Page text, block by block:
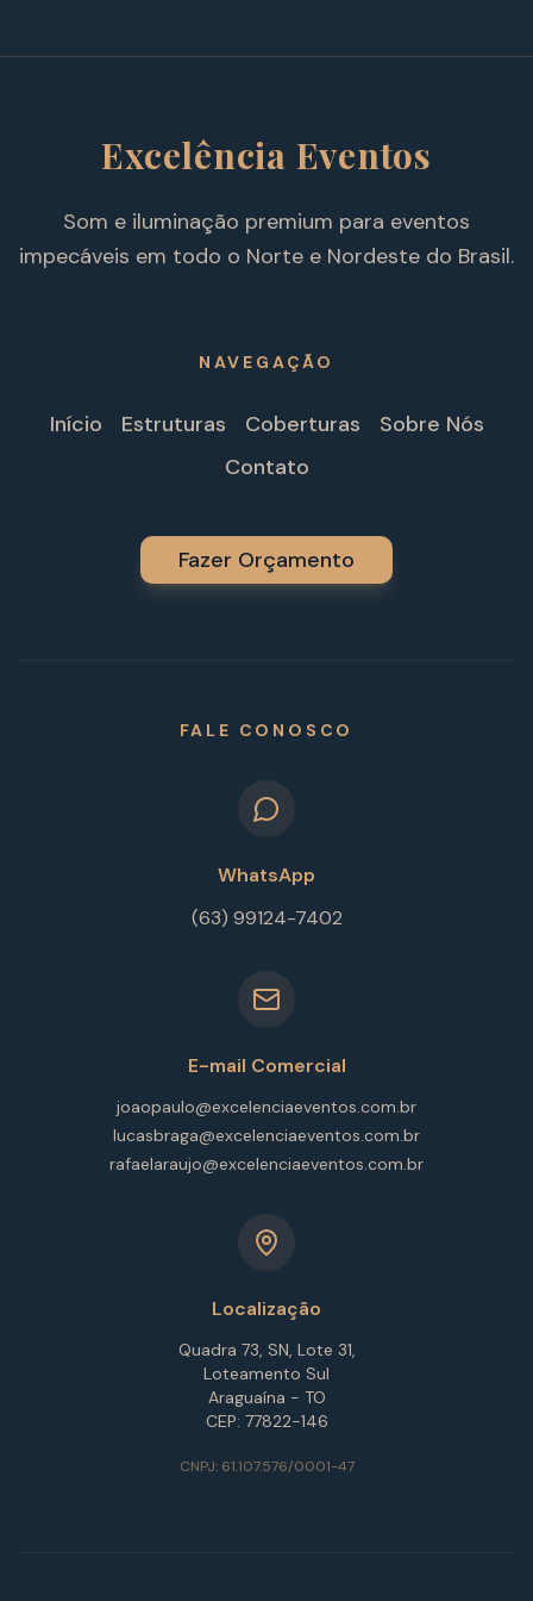
Excelência Eventos
Som e iluminação premium para eventos
impecáveis em todo o Norte e Nordeste do Brasil.
NAVEGAÇÃO
Início Estruturas Coberturas
Sobre Nós
Contato
Fazer Orçamento
FALE CONOSCO
WhatsApp
(63) 99124-7402
E-mail Comercial
joaopaulo@excelenciaeventos.com.br
lucasbraga@excelenciaeventos.com.br
rafaelaraujo@excelenciaeventos.com.br
Localização
Quadra 73, SN, Lote 31,
Loteamento Sul
Araguaína - TO
CEP: 77822-146
CNPJ: 61.107.576/0001-47